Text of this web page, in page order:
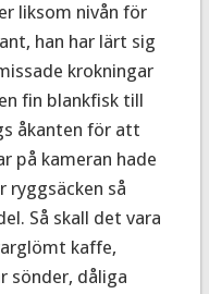
liksom nivån för
han har lärt sig
krokningar
fin blankfisk till
åkanten för att
på kameran hade
ryggsäcken så
Så skall det vara
kaffe,
sönder, dåliga